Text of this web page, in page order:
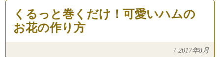
くるっと巻くだけ！可愛いハムの
お花の作り方
/ 2017年8月